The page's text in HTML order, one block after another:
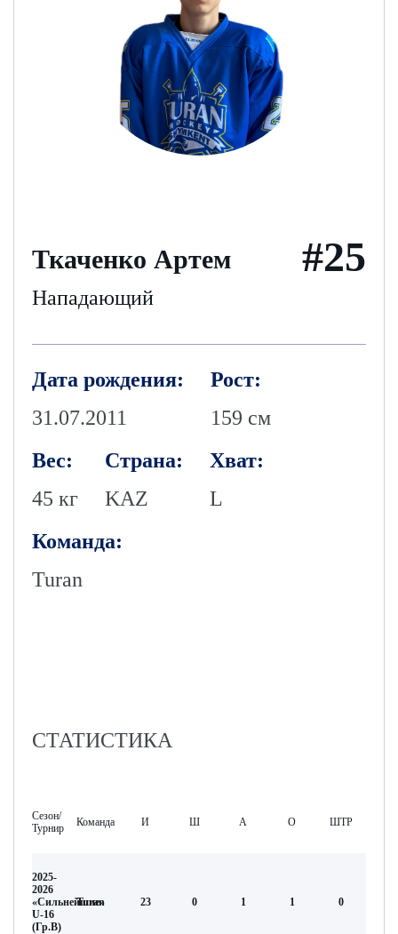
Ткаченко Артем
Нападающий
#25
Дата рождения:
31.07.2011
Рост:
159 см
Вес:
45 кг
Страна:
KAZ
Хват:
L
Команда:
Turan
СТАТИСТИКА
Сезон/
Турнир
Команда И Ш А О ШТР
2025-
2026
«Сильнейшие»
U-16
(Гр.В)
Turan 23 0 1 1 0